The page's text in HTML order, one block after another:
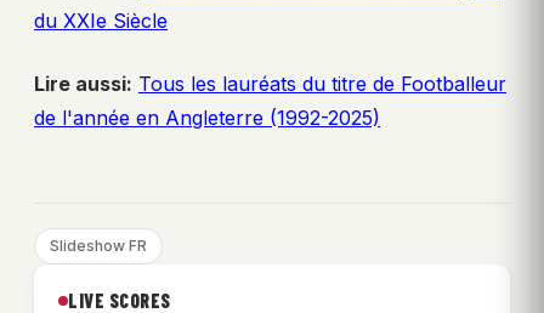
du XXIe Siècle
Lire aussi: Tous les lauréats du titre de Footballeur
de l'année en Angleterre (1992-2025)
Slideshow FR
LIVE SCORES